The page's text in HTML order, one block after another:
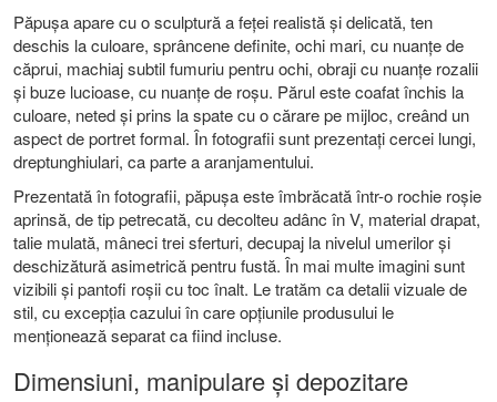
Păpușa apare cu o sculptură a feței realistă și delicată, ten
deschis la culoare, sprâncene definite, ochi mari, cu nuanțe de
căprui, machiaj subtil fumuriu pentru ochi, obraji cu nuanțe rozalii
și buze lucioase, cu nuanțe de roșu. Părul este coafat închis la
culoare, neted și prins la spate cu o cărare pe mijloc, creând un
aspect de portret formal. În fotografii sunt prezentați cercei lungi,
dreptunghiulari, ca parte a aranjamentului.
Prezentată în fotografii, păpușa este îmbrăcată într-o rochie roșie
aprinsă, de tip petrecată, cu decolteu adânc în V, material drapat,
talie mulată, mâneci trei sferturi, decupaj la nivelul umerilor și
deschizătură asimetrică pentru fustă. În mai multe imagini sunt
vizibili și pantofi roșii cu toc înalt. Le tratăm ca detalii vizuale de
stil, cu excepția cazului în care opțiunile produsului le
menționează separat ca fiind incluse.
Dimensiuni, manipulare și depozitare